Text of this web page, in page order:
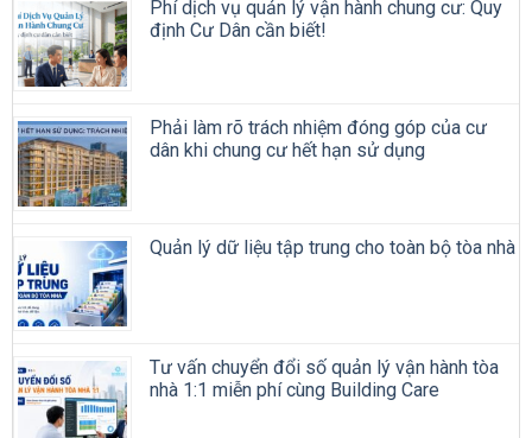
Phí dịch vụ quản lý vận hành chung cư: Quy
định Cư Dân cần biết!
Phải làm rõ trách nhiệm đóng góp của cư
dân khi chung cư hết hạn sử dụng
Quản lý dữ liệu tập trung cho toàn bộ tòa nhà
Tư vấn chuyển đổi số quản lý vận hành tòa
nhà 1:1 miễn phí cùng Building Care